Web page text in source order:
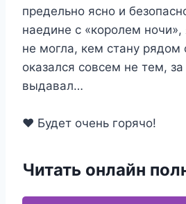
предельно ясно и
наедине с «королем ночи»,
не могла, кем стану рядом
оказался совсем не тем, за
выдавал…
❤️ Будет очень горячо!
Читать онлайн